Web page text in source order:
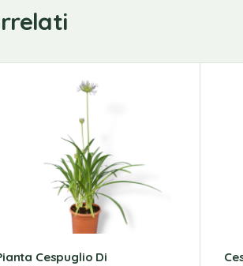
Cespuglio Di